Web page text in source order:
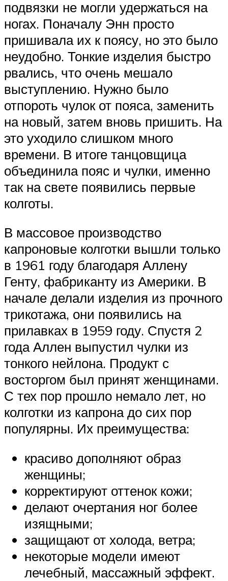
подвязки не могли удержаться на
ногах. Поначалу Энн просто
пришивала их к поясу, но это было
неудобно. Тонкие изделия быстро
рвались, что очень мешало
выступлению. Нужно было
отпороть чулок от пояса, заменить
на новый, затем вновь пришить. На
это уходило слишком много
времени. В итоге танцовщица
объединила пояс и чулки, именно
так на свете появились первые
колготы.
В массовое производство
капроновые колготки вышли только
в 1961 году благодаря Аллену
Генту, фабриканту из Америки. В
начале делали изделия из прочного
трикотажа, они появились на
прилавках в 1959 году. Спустя 2
года Аллен выпустил чулки из
тонкого нейлона. Продукт с
восторгом был принят женщинами.
С тех пор прошло немало лет, но
колготки из капрона до сих пор
популярны. Их преимущества:
красиво дополняют образ
женщины;
корректируют оттенок кожи;
делают очертания ног более
изящными;
защищают от холода, ветра;
некоторые модели имеют
лечебный, массажный эффект.